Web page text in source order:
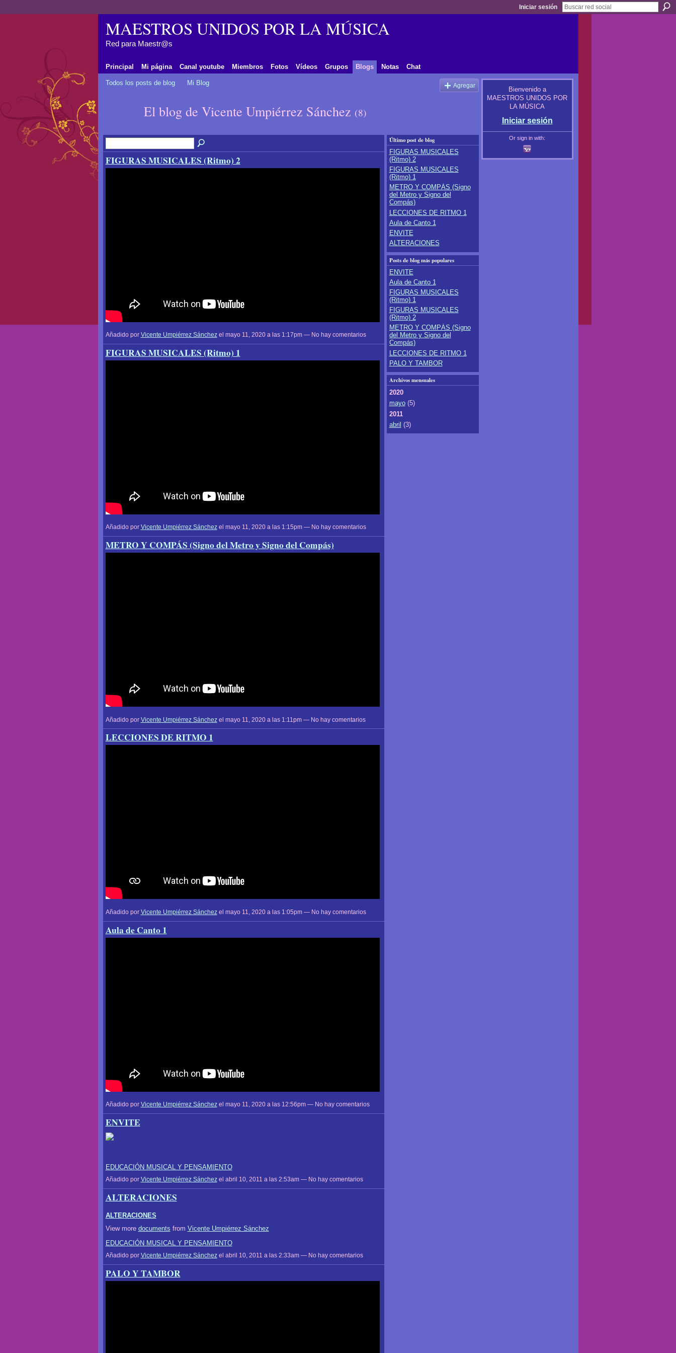
Iniciar sesión
MAESTROS UNIDOS POR LA MÚSICA
Red para Maestr@s
Principal Mi página Canal youtube Miembros Fotos Vídeos Grupos Blogs Notas Chat
Todos los posts de blog Mi Blog Agregar
El blog de Vicente Umpiérrez Sánchez (8)
FIGURAS MUSICALES (Ritmo) 2
Añadido por Vicente Umpiérrez Sánchezel mayo 11, 2020 a las 1:17pm — No hay comentarios
FIGURAS MUSICALES (Ritmo) 1
Añadido por Vicente Umpiérrez Sánchezel mayo 11, 2020 a las 1:15pm — No hay comentarios
METRO Y COMPÁS (Signo del Metro y Signo del Compás)
Añadido por Vicente Umpiérrez Sánchezel mayo 11, 2020 a las 1:11pm — No hay comentarios
LECCIONES DE RITMO 1
Añadido por Vicente Umpiérrez Sánchezel mayo 11, 2020 a las 1:05pm — No hay comentarios
Aula de Canto 1
Añadido por Vicente Umpiérrez Sánchezel mayo 11, 2020 a las 12:56pm — No hay comentarios
ENVITE
EDUCACIÓN MUSICAL Y PENSAMIENTO
Añadido por Vicente Umpiérrez Sánchezel abril 10, 2011 a las 2:53am — No hay comentarios
ALTERACIONES
ALTERACIONES
View more documents from Vicente Umpiérrez Sánchez
EDUCACIÓN MUSICAL Y PENSAMIENTO
Añadido por Vicente Umpiérrez Sánchezel abril 10, 2011 a las 2:33am — No hay comentarios
PALO Y TAMBOR
Último post de blog
FIGURAS MUSICALES
(Ritmo) 2
FIGURAS MUSICALES
(Ritmo) 1
METRO Y COMPÁS (Signo
del Metro y Signo del
Compás)
LECCIONES DE RITMO 1
Aula de Canto 1
ENVITE
ALTERACIONES
Posts de blog más populares
ENVITE
Aula de Canto 1
FIGURAS MUSICALES
(Ritmo) 1
FIGURAS MUSICALES
(Ritmo) 2
METRO Y COMPÁS (Signo
del Metro y Signo del
Compás)
LECCIONES DE RITMO 1
PALO Y TAMBOR
Archivos mensuales
2020
mayo(5)
2011
abril (3)
Bienvenido a
MAESTROS UNIDOS POR
LA MÚSICA
Iniciar sesión
Or sign in with: